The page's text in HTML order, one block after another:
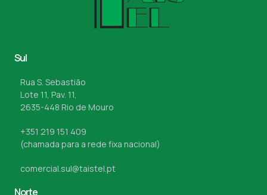
Sul
Rua S. Sebastião
Lote 11, Pav. 11,
2635-448 Rio de Mouro
+351 219 151 409
(chamada para a rede fixa nacional)
comercial.sul@taistel.pt
Norte